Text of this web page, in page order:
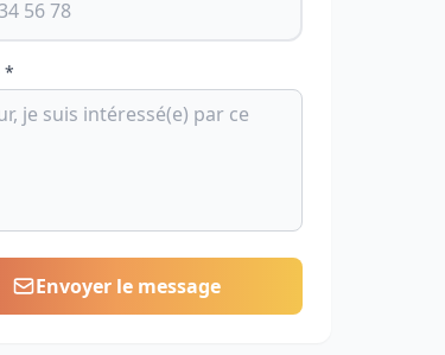
*
Envoyer le message